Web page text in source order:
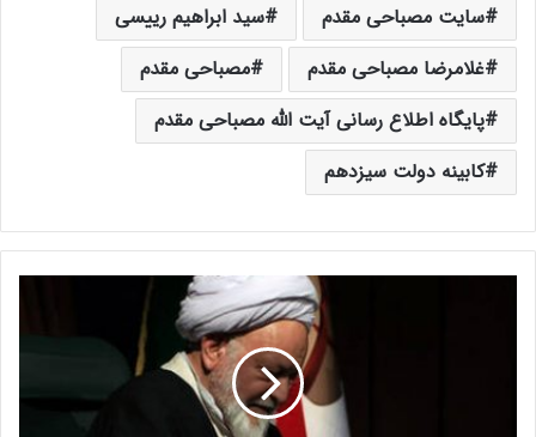
سایت مصباحی مقدم
سید ابراهیم رییسی
غلامرضا مصباحی مقدم
مصباحی مقدم
پایگاه اطلاع رسانی آیت الله مصباحی مقدم
کابینه دولت سیزدهم